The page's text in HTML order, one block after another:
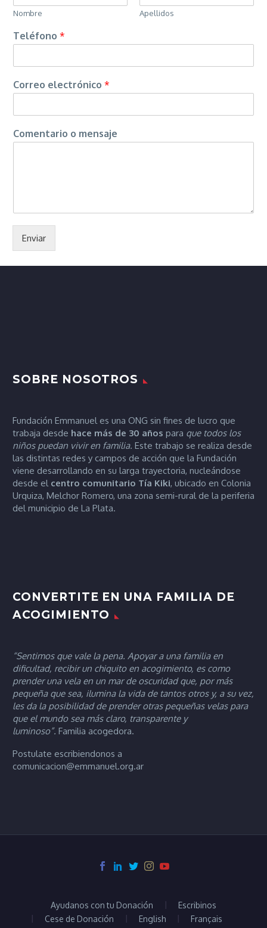
Nombre Apellidos
Teléfono *
Correo electrónico *
Comentario o mensaje
Enviar
SOBRE NOSOTROS
Fundación Emmanuel es una ONG sin fines de lucro que
trabaja desde hace más de 30 años para que todos los
niños puedan vivir en familia. Este trabajo se realiza desde
las distintas redes y campos de acción que la Fundación
viene desarrollando en su larga trayectoria, nucleándose
desde el centro comunitario Tía Kiki, ubicado en Colonia
Urquiza, Melchor Romero, una zona semi-rural de la periferia
del municipio de La Plata.
CONVERTITE EN UNA FAMILIA DE
ACOGIMIENTO
“Sentimos que vale la pena. Apoyar a una familia en
dificultad, recibir un chiquito en acogimiento, es como
prender una vela en un mar de oscuridad que, por más
pequeña que sea, ilumina la vida de tantos otros y, a su vez,
les da la posibilidad de prender otras pequeñas velas para
que el mundo sea más claro, transparente y
luminoso”. Familia acogedora.
Postulate escribiendonos a
comunicacion@emmanuel.org.ar
Ayudanos con tu Donación
Escribinos
Cese de Donación
English Français